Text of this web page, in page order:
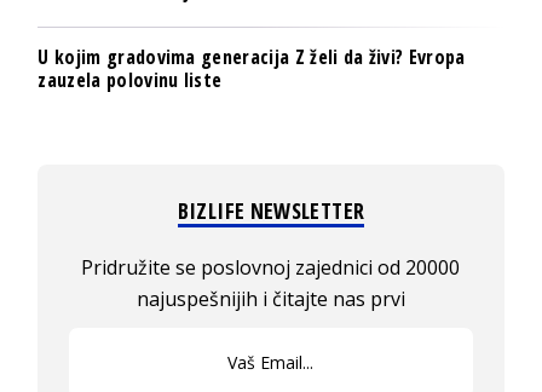
U kojim gradovima generacija Z želi da živi? Evropa
zauzela polovinu liste
BIZLIFE NEWSLETTER
Pridružite se poslovnoj zajednici od 20000
najuspešnijih i čitajte nas prvi